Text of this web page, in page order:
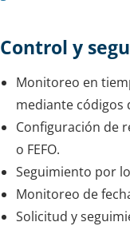
Control y
Monitoreo en
mediante códigos
Configuración de
o FEFO.
Seguimiento por
Monitoreo de
Solicitud y